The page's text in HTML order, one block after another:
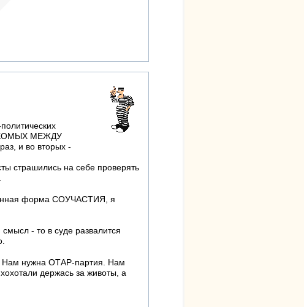
МЕЖДУ
и во вторых -
страшились на себе проверять
форма СОУЧАСТИЯ, я
- то в суде развалится
нужна ОТАР-партия. Нам
держась за животы, а